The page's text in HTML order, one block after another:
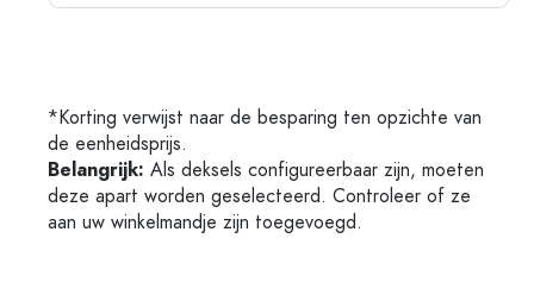
*Korting verwijst naar de besparing ten opzichte van
de eenheidsprijs.
Belangrijk: Als deksels configureerbaar zijn, moeten
deze apart worden geselecteerd. Controleer of ze
aan uw winkelmandje zijn toegevoegd.